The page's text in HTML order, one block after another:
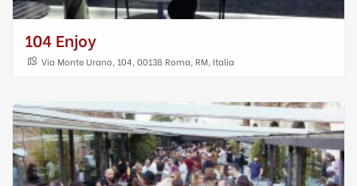
104 Enjoy
Via Monte Urano, 104, 00138 Roma, RM, Italia